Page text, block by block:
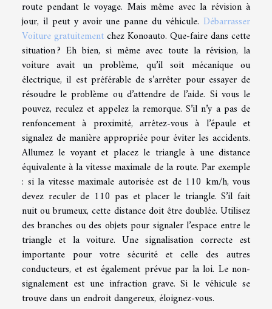
route pendant le voyage. Mais même avec la révision à
jour, il peut y avoir une panne du véhicule. Débarrasser
Voiture gratuitementchez Konoauto. Que-faire dans cette
situation ? Eh bien, si même avec toute la révision, la
voiture avait un problème, qu’il soit mécanique ou
électrique, il est préférable de s’arrêter pour essayer de
résoudre le problème ou d’attendre de l’aide. Si vous le
pouvez, reculez et appelez la remorque. S’il n’y a pas de
renfoncement à proximité, arrêtez-vous à l’épaule et
signalez de manière appropriée pour éviter les accidents.
Allumez le voyant et placez le triangle à une distance
équivalente à la vitesse maximale de la route. Par exemple
: si la vitesse maximale autorisée est de 110 km/h, vous
devez reculer de 110 pas et placer le triangle. S’il fait
nuit ou brumeux, cette distance doit être doublée. Utilisez
des branches ou des objets pour signaler l’espace entre le
triangle et la voiture. Une signalisation correcte est
importante pour votre sécurité et celle des autres
conducteurs, et est également prévue par la loi. Le non-
signalement est une infraction grave. Si le véhicule se
trouve dans un endroit dangereux, éloignez-vous.